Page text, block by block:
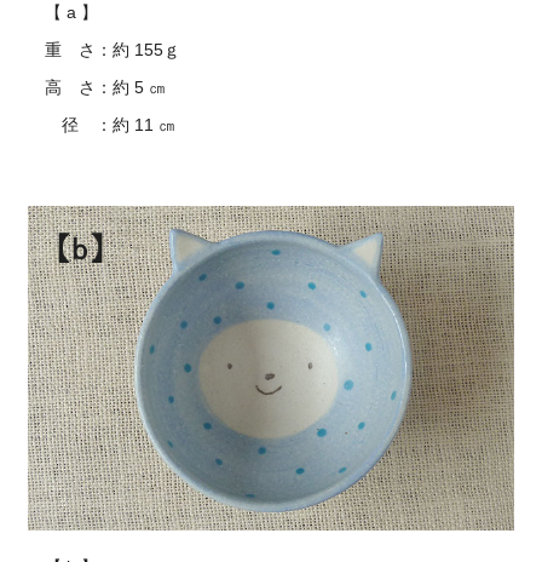
【 a 】
重 さ：約 155ｇ
高 さ：約 5 ㎝
径 ：約 11 ㎝